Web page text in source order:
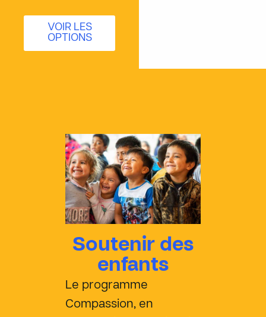
VOIR LES
OPTIONS
Soutenir des
enfants
Le programme
Compassion, en